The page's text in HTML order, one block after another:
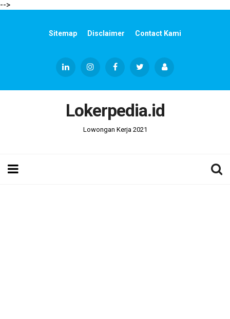
-->
Sitemap Disclaimer Contact Kami
Lokerpedia.id
Lowongan Kerja 2021